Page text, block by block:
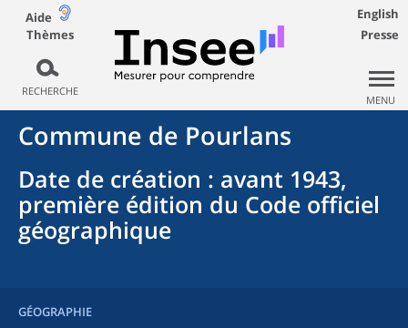
Aide
Thèmes
RECHERCHE
English
Presse
MENU
Commune de Pourlans
Date de création : avant 1943,
première édition du Code officiel
géographique
GÉOGRAPHIE